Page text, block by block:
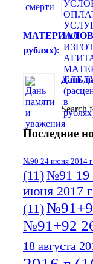
МАТЕРИАЛОВ
рублях):
Дань
Search
Последние
№90 24 июня 2014 г
(11)№91 19
июня 2017 г
(11)
№91+92
18 августа